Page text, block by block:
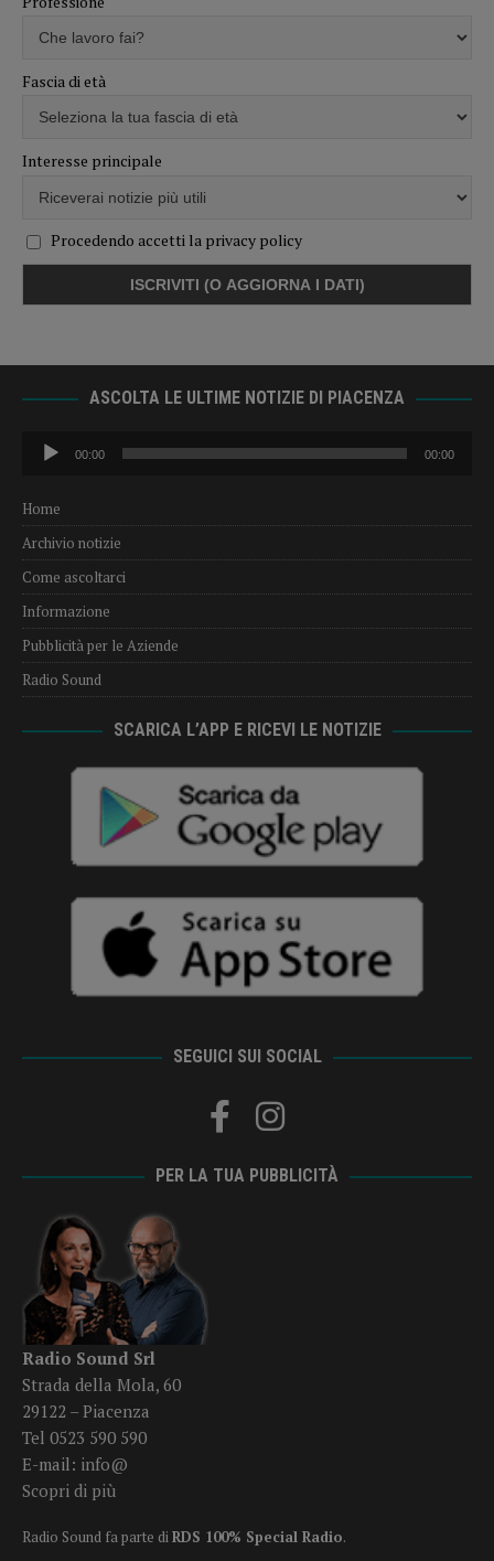
Fascia di età
Interesse principale
Procedendo accetti la privacy policy
ASCOLTA LE ULTIME NOTIZIE DI PIACENZA
Audio
Player
00:00 00:00
Home
Archivio notizie
Come ascoltarci
Informazione
Pubblicità per le Aziende
Radio Sound
SCARICA L’APP E RICEVI LE NOTIZIE
SEGUICI SUI SOCIAL
PER LA TUA PUBBLICITÀ
Radio Sound Srl
Strada della Mola, 60
29122 – Piacenza
Tel 0523 590 590
E-mail: info@
Scopri di più
Radio Sound fa parte diRDS 100% Special Radio.